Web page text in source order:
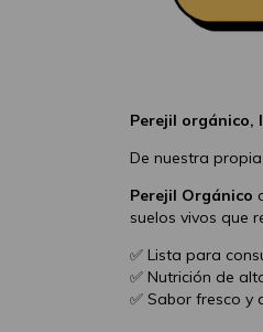
Perejil orgánico,
De nuestra
Perejil Orgánico
suelos vivos que
✅ Lista para
✅ Nutrición de
✅ Sabor fresco